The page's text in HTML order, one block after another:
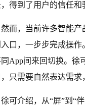
得到了用户的信任和
然而，当前许多智能
口，一步步完成操
App间来回切换。徐
，只需要自然表达需
徐可介绍，从“屏”到“